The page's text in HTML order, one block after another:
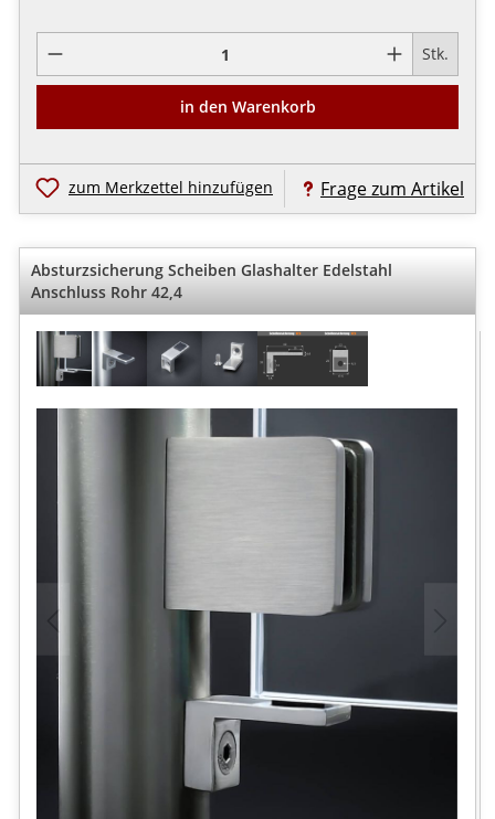
Stk.
in den Warenkorb
zum Merkzettel hinzufügen Frage zum Artikel
Absturzsicherung Scheiben Glashalter Edelstahl
Anschluss Rohr 42,4